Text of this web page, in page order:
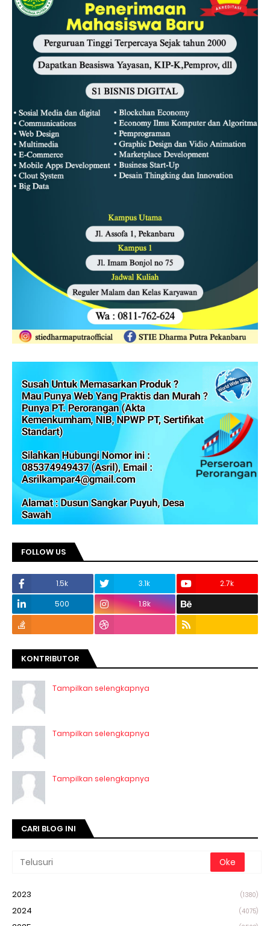
FOLLOW US
1.5k 3.1k
2.7k
500
1.8k
KONTRIBUTOR
Tampilkan selengkapnya
Tampilkan selengkapnya
Tampilkan selengkapnya
CARI BLOG INI
2023 (1380)
2024 (4075)